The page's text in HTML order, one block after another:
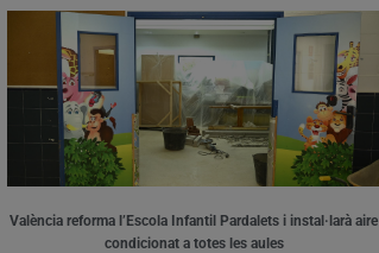
València reforma l’Escola Infantil Pardalets i instal·larà aire
condicionat a totes les aules